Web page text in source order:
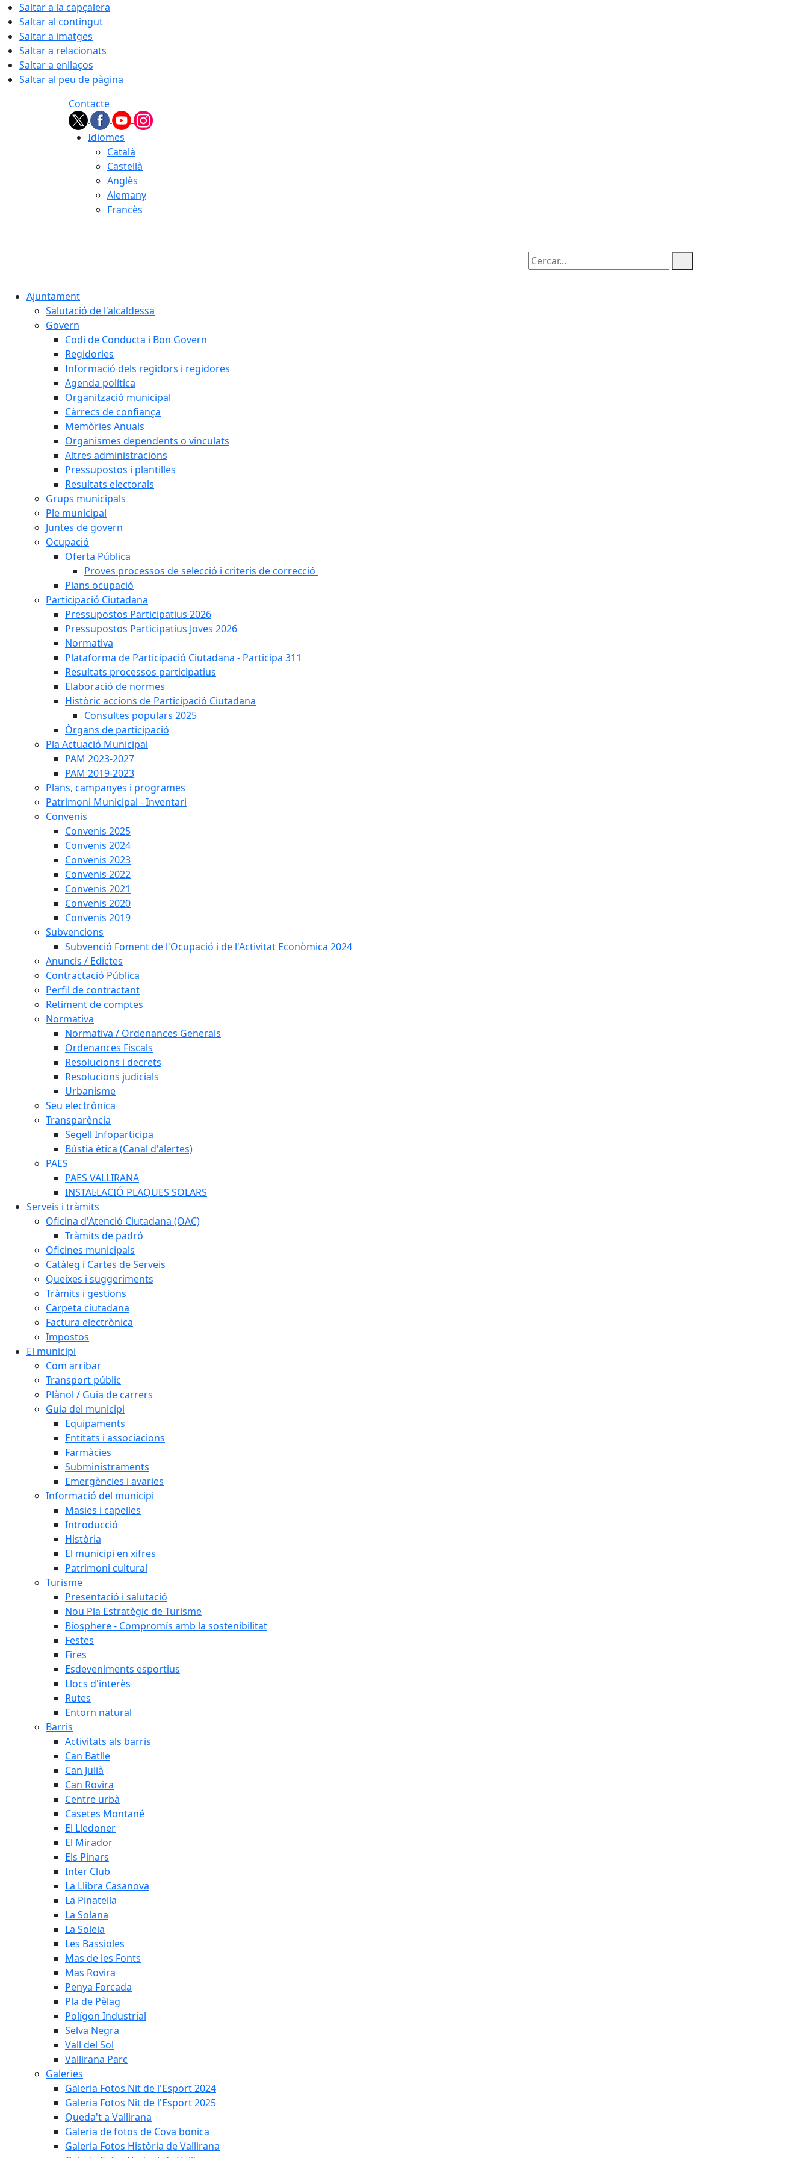
Saltar a la capçalera
Saltar al contingut
Saltar a imatges
Saltar a relacionats
Saltar a enllaços
Saltar al peu de pàgina
Contacte
Idiomes
Català
Castellà
Anglès
Alemany
Francès
Cercar:
Ajuntament
Salutació de l'alcaldessa
Govern
Codi de Conducta i Bon Govern
Regidories
Informació dels regidors i regidores
Agenda política
Organització municipal
Càrrecs de confiança
Memòries Anuals
Organismes dependents o vinculats
Altres administracions
Pressupostos i plantilles
Resultats electorals
Grups municipals
Ple municipal
Juntes de govern
Ocupació
Oferta Pública
Proves processos de selecció i criteris de correcció
Plans ocupació
Participació Ciutadana
Pressupostos Participatius 2026
Pressupostos Participatius Joves 2026
Normativa
Plataforma de Participació Ciutadana - Participa 311
Resultats processos participatius
Elaboració de normes
Històric accions de Participació Ciutadana
Consultes populars 2025
Òrgans de participació
Pla Actuació Municipal
PAM 2023-2027
PAM 2019-2023
Plans, campanyes i programes
Patrimoni Municipal - Inventari
Convenis
Convenis 2025
Convenis 2024
Convenis 2023
Convenis 2022
Convenis 2021
Convenis 2020
Convenis 2019
Subvencions
Subvenció Foment de l'Ocupació i de l'Activitat Econòmica 2024
Anuncis / Edictes
Contractació Pública
Perfil de contractant
Retiment de comptes
Normativa
Normativa / Ordenances Generals
Ordenances Fiscals
Resolucions i decrets
Resolucions judicials
Urbanisme
Seu electrònica
Transparència
Segell Infoparticipa
Bústia ètica (Canal d'alertes)
PAES
PAES VALLIRANA
INSTAL·LACIÓ PLAQUES SOLARS
Serveis i tràmits
Oficina d'Atenció Ciutadana (OAC)
Tràmits de padró
Oficines municipals
Catàleg i Cartes de Serveis
Queixes i suggeriments
Tràmits i gestions
Carpeta ciutadana
Factura electrònica
Impostos
El municipi
Com arribar
Transport públic
Plànol / Guia de carrers
Guia del municipi
Equipaments
Entitats i associacions
Farmàcies
Subministraments
Emergències i avaries
Informació del municipi
Masies i capelles
Introducció
Història
El municipi en xifres
Patrimoni cultural
Turisme
Presentació i salutació
Nou Pla Estratègic de Turisme
Biosphere - Compromís amb la sostenibilitat
Festes
Fires
Esdeveniments esportius
Llocs d'interès
Rutes
Entorn natural
Barris
Activitats als barris
Can Batlle
Can Julià
Can Rovira
Centre urbà
Casetes Montané
El Lledoner
El Mirador
Els Pinars
Inter Club
La Llibra Casanova
La Pinatella
La Solana
La Soleia
Les Bassioles
Mas de les Fonts
Mas Rovira
Penya Forcada
Pla de Pèlag
Polígon Industrial
Selva Negra
Vall del Sol
Vallirana Parc
Galeries
Galeria Fotos Nit de l'Esport 2024
Galeria Fotos Nit de l'Esport 2025
Queda't a Vallirana
Galeria de fotos de Cova bonica
Galeria Fotos Història de Vallirana